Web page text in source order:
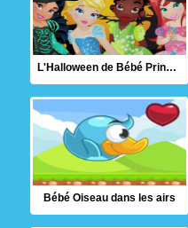
L'Halloween de Bébé Princesse
Bébé Oiseau dans les airs